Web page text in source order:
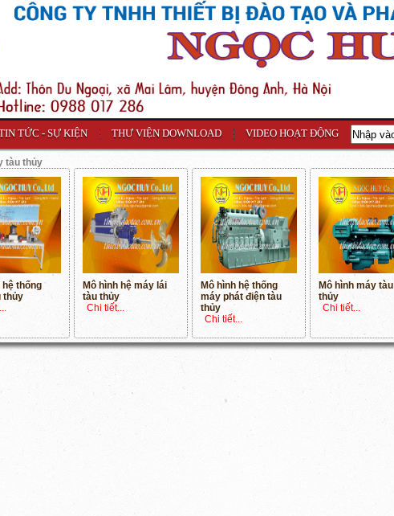
TỨC - SỰ KIỆN THƯ VIỆN DOWNLOAD VIDEO HOẠT ĐỘNG
tàu thủy
hệ thống
thủy
Mô hình hệ máy lái
tàu thủy
Chi tiết...
Mô hình hệ thống
máy phát điện tàu
thủy
Chi tiết...
Mô hình máy tàu
thủy
Chi tiết...